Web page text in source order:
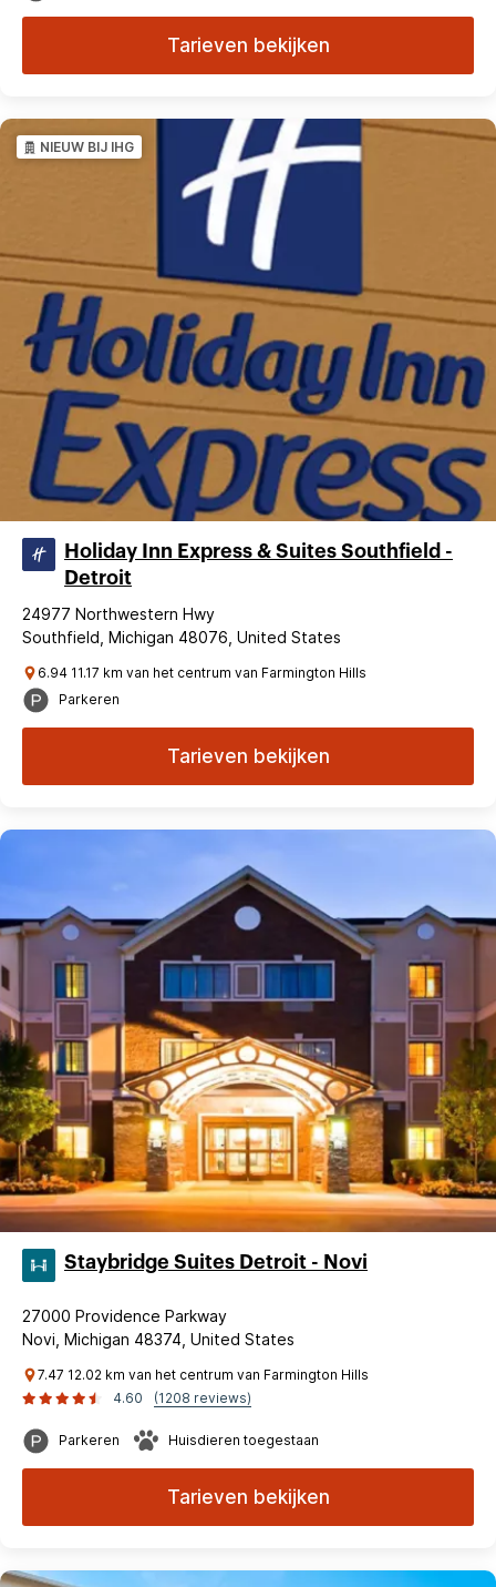
Tarieven bekijken
NIEUW BIJ IHG
Holiday Inn Express & Suites Southfield -
Detroit
24977 Northwestern Hwy
Southfield, Michigan 48076, United States
6.94 11.17 km van het centrum van Farmington Hills
Parkeren
Tarieven bekijken
Staybridge Suites Detroit - Novi
27000 Providence Parkway
Novi, Michigan 48374, United States
7.47 12.02 km van het centrum van Farmington Hills
4.60
(1208 reviews)
Parkeren Huisdieren toegestaan
Tarieven bekijken